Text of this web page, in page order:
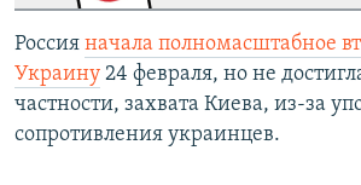
Россия начала полномасштабное
Украину 24 февраля, но не
частности, захвата Киева, из-за
сопротивления украинцев.